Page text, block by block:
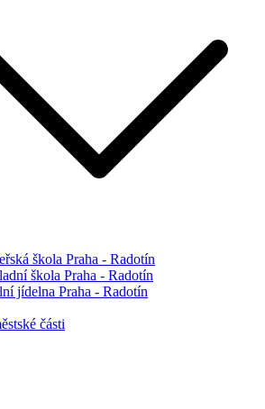
škola Praha - Radotín
škola Praha - Radotín
jídelna Praha - Radotín
části